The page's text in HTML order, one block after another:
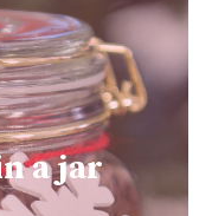
a jar